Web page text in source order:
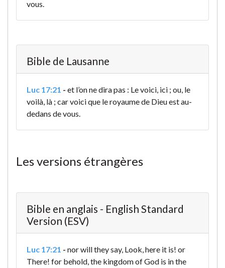
vous.
Bible de Lausanne
Luc 17:21 - et l’on ne dira pas : Le voici, ici ; ou, le
voilà, là ; car voici que le royaume de Dieu est au-
dedans de vous.
Les versions étrangères
Bible en anglais - English Standard
Version (ESV)
Luc 17:21 - nor will they say, Look, here it is! or
There! for behold, the kingdom of God is in the